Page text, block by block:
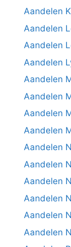
Aandelen
Aandelen
Aandelen
Aandelen
Aandelen
Aandelen
Aandelen
Aandelen
Aandelen
Aandelen
Aandelen
Aandelen
Aandelen
Aandelen